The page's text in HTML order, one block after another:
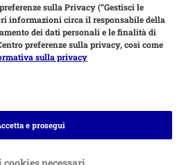
sulla Privacy (“Gestisci le
informazioni circa il responsabile della
dei dati personali e le finalità di
preferenze sulla privacy, così come
sulla privacy
cookies necessari
e prosegui